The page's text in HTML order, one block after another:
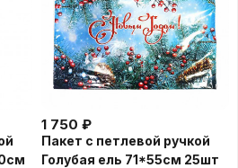
1 750 ₽
Пакет с петлевой ручкой
Голубая ель 71*55см 25шт